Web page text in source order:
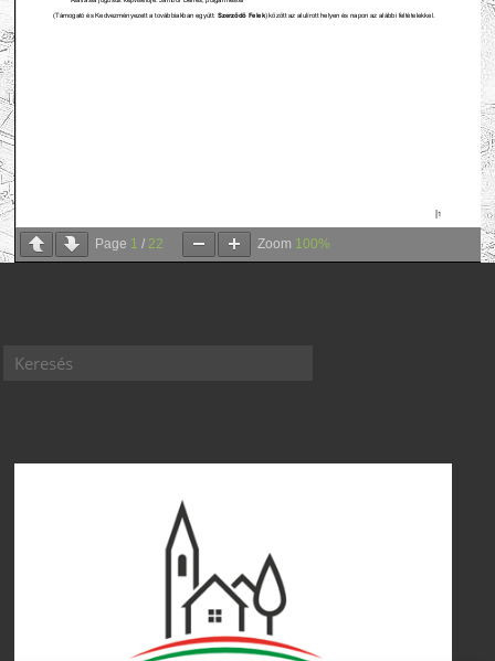
Page 1 / 22 Zoom 100%